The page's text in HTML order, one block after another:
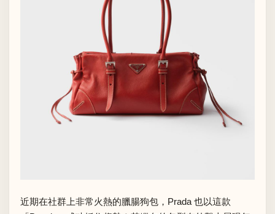
近期在社群上非常火熱的臘腸狗包，Prada 也以這款